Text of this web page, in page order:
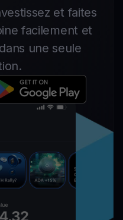
et faites
facilement et
une seule